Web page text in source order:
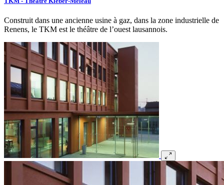
Construit dans une ancienne usine à gaz, dans la zone industrielle de
Renens, le TKM est le théâtre de l’ouest lausannois.